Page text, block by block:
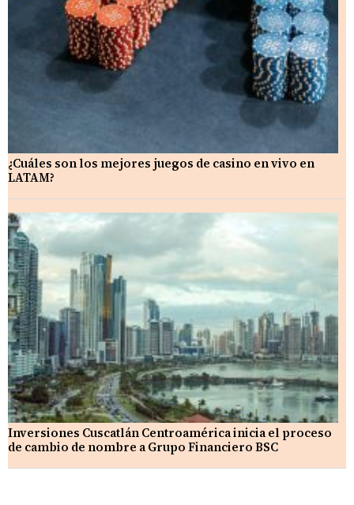
¿Cuáles son los mejores juegos de casino en vivo en
LATAM?
Inversiones Cuscatlán Centroamérica inicia el proceso
de cambio de nombre a Grupo Financiero BSC